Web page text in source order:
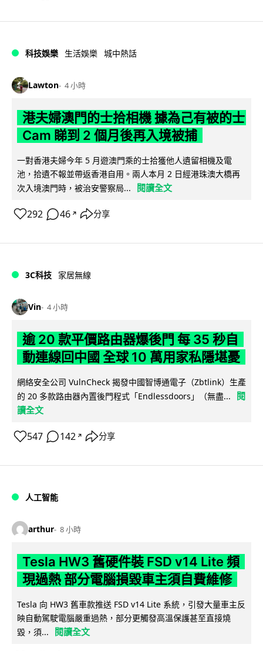
科技娛樂 生活娛樂 城中熱話
Lawton 4 小時
港夫婦澳門的士拾相機 據為己有被的士
Cam 睇到 2 個月後再入境被捕
一對香港夫婦今年 5 月遊澳門乘的士拾獲他人遺留相機及電
池，拾遺不報並帶返香港自用。兩人本月 2 日經港珠澳大橋再
次入境澳門時，被治安警察局...
閱讀全文
292 46 ↗ 分享
3C科技 家居無線
Vin 4 小時
逾 20 款平價路由器爆後門 每 35 秒自
動連線回中國 全球 10 萬用家私隱堪憂
網絡安全公司 VulnCheck 揭發中國智博通電子（Zbtlink）生產
的 20 多款路由器內置後門程式「Endlessdoors」（無盡...
閱
讀全文
547 142 ↗ 分享
人工智能
arthur 8 小時
Tesla HW3 舊硬件裝 FSD v14 Lite 頻
現過熱 部分電腦損毀車主須自費維修
Tesla 向 HW3 舊車款推送 FSD v14 Lite 系統，引發大量車主反
映自動駕駛電腦嚴重過熱，部分更觸發高溫保護甚至直接燒
毀，須...
閱讀全文